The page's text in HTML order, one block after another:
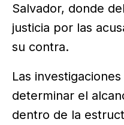
Salvador, donde
justicia por las
su contra.
Las
determinar el
dentro de la